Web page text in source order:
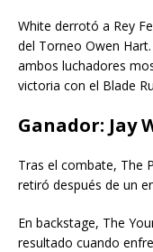
White derrotó a Rey
del Torneo Owen
ambos luchadores
victoria con el Blade
Ganador: Jay
Tras el combate, The
retiró después de un
En backstage, The
resultado cuando